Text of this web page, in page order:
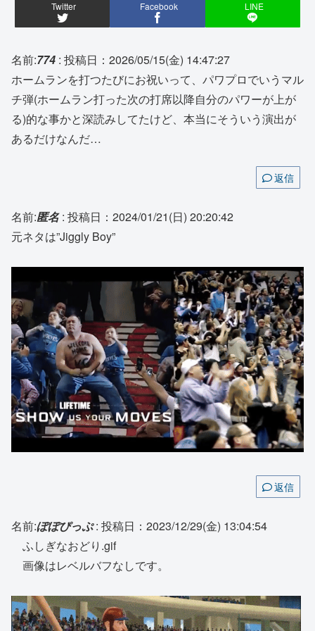
Twitter Facebook LINE
名前:774 : 投稿日：2026/05/15(金) 14:47:27
ホームランを打つたびにお祝いって、パワプロでいうマル
チ弾(ホームラン打った次の打席以降自分のパワーが上が
る)的な事かと深読みしてたけど、本当にそういう演出が
あるだけなんだ…
返信
名前:匿名: 投稿日：2024/01/21(日) 20:20:42
元ネタは”Jiggly Boy”
返信
名前:ぽぽぴっぷ: 投稿日：2023/12/29(金) 13:04:54
ふしぎなおどり.gif
画像はレベルバフなしです。